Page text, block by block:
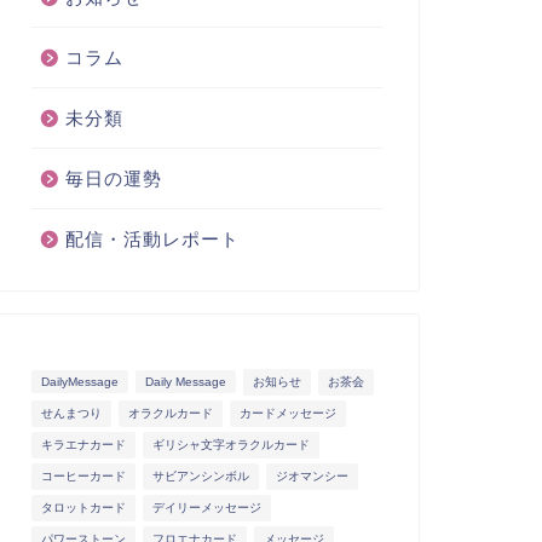
コラム
未分類
毎日の運勢
配信・活動レポート
DailyMessage Daily Message お知らせ お茶会
せんまつり オラクルカード カードメッセージ
キラエナカード ギリシャ文字オラクルカード
コーヒーカード サビアンシンボル ジオマンシー
タロットカード デイリーメッセージ
パワーストーン フロエナカード メッセージ